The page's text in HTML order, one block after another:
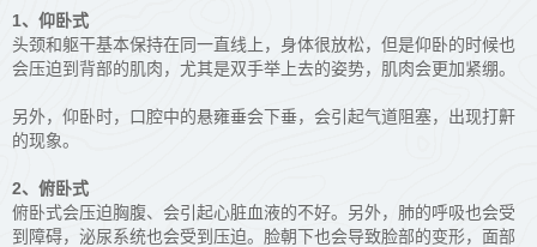
1、仰卧式
头颈和躯干基本保持在同一直线上，身体很放松，但是仰卧的时候也
会压迫到背部的肌肉，尤其是双手举上去的姿势，肌肉会更加紧绷。
另外，仰卧时，口腔中的悬雍垂会下垂，会引起气道阻塞，出现打鼾
的现象。
2、俯卧式
俯卧式会压迫胸腹、会引起心脏血液的不好。另外，肺的呼吸也会受
到障碍，泌尿系统也会受到压迫。脸朝下也会导致脸部的变形，面部